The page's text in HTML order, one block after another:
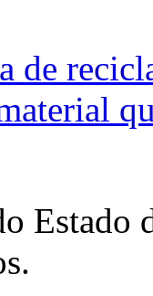
de
Estado